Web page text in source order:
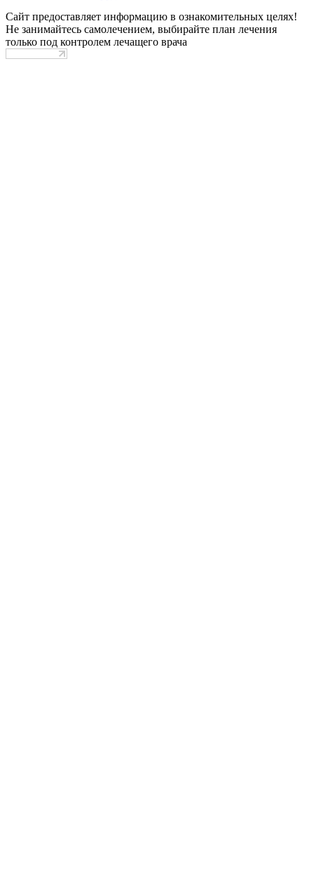
Сайт предоставляет информацию в ознакомительных целях!
Не занимайтесь самолечением, выбирайте план лечения
только под контролем лечащего врача